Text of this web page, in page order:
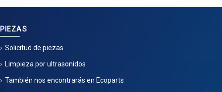
PIEZAS
Solicitud de piezas
Limpieza por ultrasonidos
También nos encontrarás en Ecoparts